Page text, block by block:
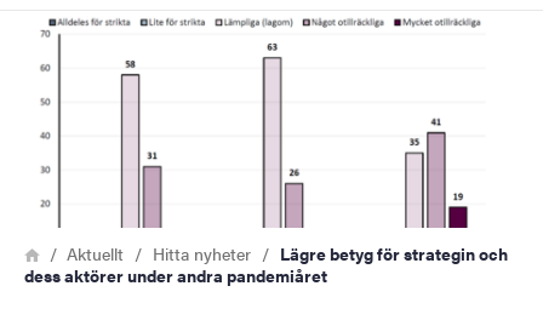
Om webbplatsen
Länkstig
HemAktuellt Hitta nyheter
Lägre betyg för strategin och
dess aktörer under andra pandemiåret